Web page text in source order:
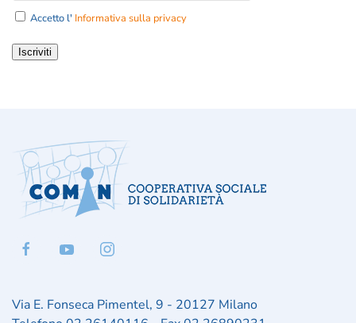
Accetto l' Informativa sulla privacy
Iscriviti
Via E. Fonseca Pimentel, 9 - 20127 Milano